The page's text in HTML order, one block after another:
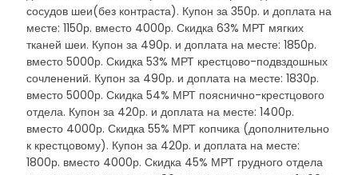
сосудов шеи(без контраста). Купон за 350р. и доплата на
месте: 1150р. вместо 4000р. Скидка 63% МРТ мягких
тканей шеи. Купон за 490р. и доплата на месте: 1850р.
вместо 5000р. Скидка 53% МРТ крестцово-подвздошных
сочленений. Купон за 490р. и доплата на месте: 1830р.
вместо 5000р. Скидка 54% МРТ пояснично-крестцового
отдела. Купон за 420р. и доплата на месте: 1400р.
вместо 4000р. Скидка 55% МРТ копчика (дополнительно
к крестцовому). Купон за 420р. и доплата на месте:
1800р. вместо 4000р. Скидка 45% МРТ грудного отдела